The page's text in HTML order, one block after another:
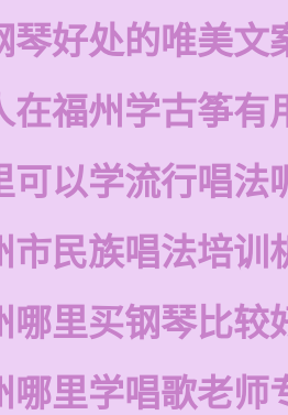
琴好处的唯美文
在福州学古筝有
可以学流行唱法
市民族唱法培训
哪里买钢琴比较
哪里学唱歌老师